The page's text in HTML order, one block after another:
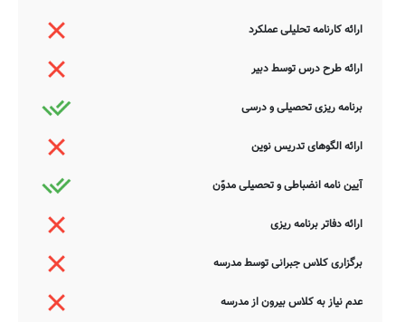
ارائه کارنامه تحلیلی عملکرد
ارائه طرح درس توسط دبیر
برنامه ریزی تحصیلی و درسی
ارائه الگوهای تدریس نوین
آیین نامه انضباطی و تحصیلی مدوّن
ارائه دفاتر برنامه ریزی
برگزاری کلاس جبرانی توسط مدرسه
عدم نیاز به کلاس بیرون از مدرسه